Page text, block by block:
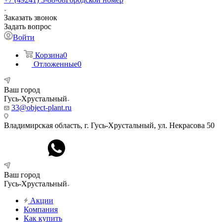
Заказать звонок
Задать вопрос
Войти
Корзина0
Отложенные0
Ваш город
Гусь-Хрустальный
33@object-plant.ru
Владимирская область, г. Гусь-Хрустальный, ул. Некрасова 50
Ваш город
Гусь-Хрустальный
Акции
Компания
Как купить